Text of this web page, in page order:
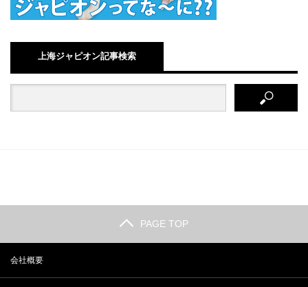
上海ジャピオン記事検索
PAGE TOP
会社概要